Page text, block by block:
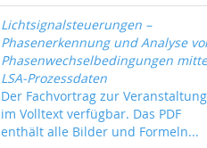
Lichtsignalsteuerungen –
Phasenerkennung und Analyse
Phasenwechselbedingungen
LSA-Prozessdaten
Der Fachvortrag zur
im Volltext verfügbar. Das PDF
enthält alle Bilder und Formeln...